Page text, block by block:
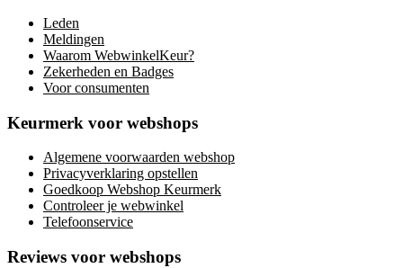
Leden
Meldingen
Waarom WebwinkelKeur?
Zekerheden en Badges
Voor consumenten
Keurmerk voor webshops
Algemene voorwaarden webshop
Privacyverklaring opstellen
Goedkoop Webshop Keurmerk
Controleer je webwinkel
Telefoonservice
Reviews voor webshops